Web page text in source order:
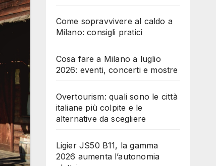
Come sopravvivere al caldo a
Milano: consigli pratici
Cosa fare a Milano a luglio
2026: eventi, concerti e mostre
Overtourism: quali sono le città
italiane più colpite e le
alternative da scegliere
Ligier JS50 B11, la gamma
2026 aumenta l’autonomia